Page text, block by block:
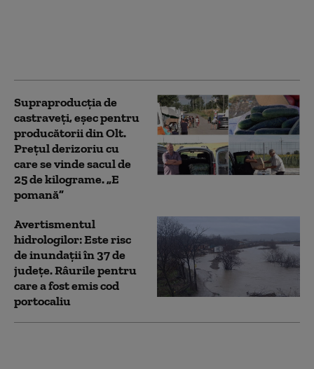
Supraproducția de
castraveți, eșec pentru
producătorii din Olt.
Prețul derizoriu cu
care se vinde sacul de
25 de kilograme. „E
pomană”
Avertismentul
hidrologilor: Este risc
de inundaţii în 37 de
judeţe. Râurile pentru
care a fost emis cod
portocaliu